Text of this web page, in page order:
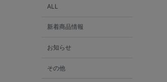
ALL
新着商品情報
お知らせ
その他